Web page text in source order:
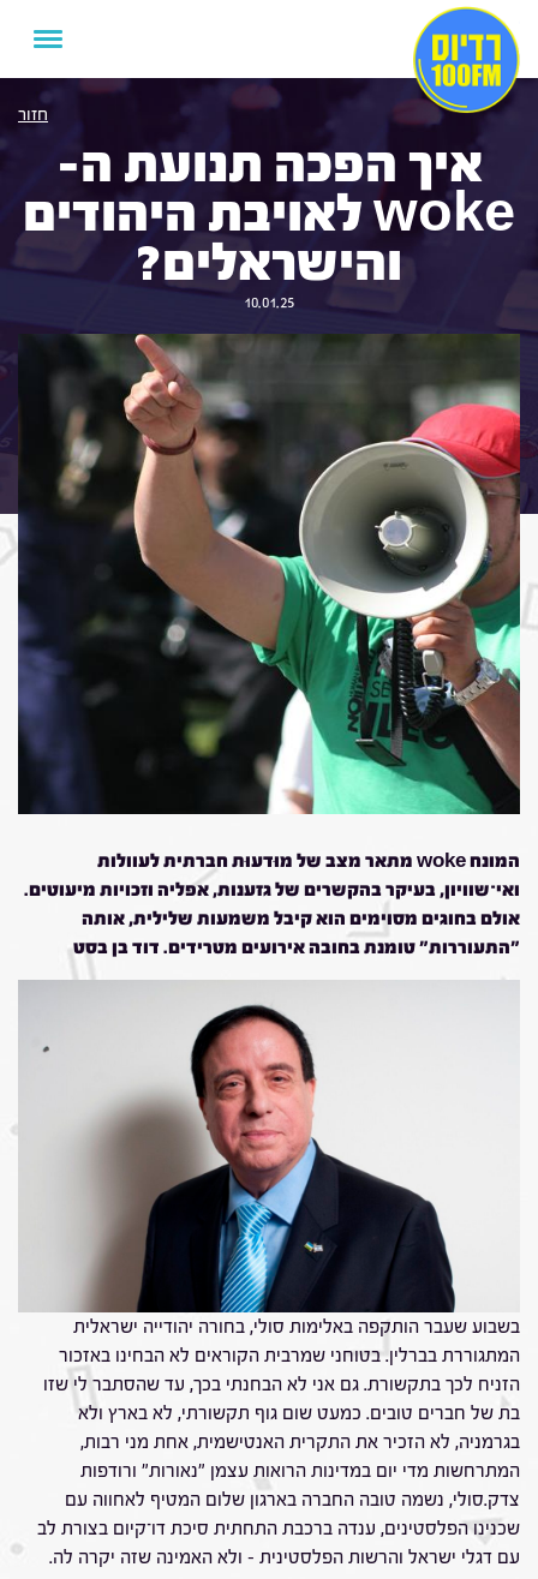
חזור
איך הפכה תנועת ה-
woke לאויבת היהודים
והישראלים?
10.01.25
המונח woke מתאר מצב של מוּדעוּת חברתית לעוולות
ואי־שוויון, בעיקר בהקשרים של גזענות, אפליה וזכויות מיעוטים.
אולם בחוגים מסוימים הוא קיבל משמעות שלילית, אותה
"התעוררות" טומנת בחובה אירועים מטרידים. דוד בן בסט
בשבוע שעבר הותקפה באלימות סולי, בחורה יהודייה ישראלית
המתגוררת בברלין. בטוחני שמרבית הקוראים לא הבחינו באזכור
הזניח לכך בתקשורת. גם אני לא הבחנתי בכך, עד שהסתבר לי שזו
בת של חברים טובים. כמעט שום גוף תקשורתי, לא בארץ ולא
בגרמניה, לא הזכיר את התקרית האנטישמית, אחת מני רבות,
המתרחשות מדי יום במדינות הרואות עצמן "נאורות" ורודפות
צדק.סולי, נשמה טובה החברה בארגון שלום המטיף לאחווה עם
שכנינו הפלסטינים, ענדה ברכבת התחתית סיכת דו־קיום בצורת לב
עם דגלי ישראל והרשות הפלסטינית – ולא האמינה שזה יקרה לה.